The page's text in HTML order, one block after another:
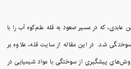
عابدی، که در مسیر صعود به قله علم‌کوه آب را با
شد. در این مقاله از سایت قله، علاوه بر
پیشگیری از سوختگی با مواد شیمیایی در